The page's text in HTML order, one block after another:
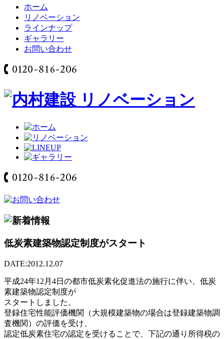
ホーム
リノベーション
ラインナップ
ギャラリー
お問い合わせ
低炭素建築物認定制度がスタート
DATE:2012.12.07
平成24年12月4日の都市低炭素化促進法の施行に伴い、低炭
素建築物認定制度が
スタートしました。
登録住宅性能評価機関（大規模建築物の場合は登録建築物調
査機関）の評価を受け、
認定低炭素住宅の認定を受けることで、下記の通り所得税の